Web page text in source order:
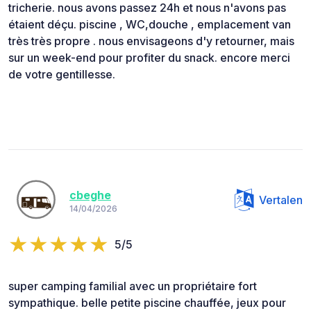
tricherie. nous avons passez 24h et nous n'avons pas
étaient déçu. piscine , WC,douche , emplacement van
très très propre . nous envisageons d'y retourner, mais
sur un week-end pour profiter du snack. encore merci
de votre gentillesse.
cbeghe
14/04/2026
Vertalen
5/5
super camping familial avec un propriétaire fort
sympathique. belle petite piscine chauffée, jeux pour